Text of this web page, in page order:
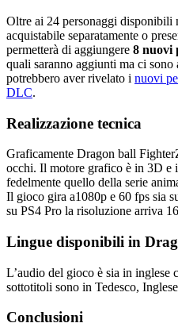
Oltre ai 24 personaggi disponibili
acquistabile separatamente o
permetterà di aggiungere 8 nuovi
quali saranno aggiunti ma ci
potrebbero aver rivelato i nuovi
DLC.
Realizzazione tecnica
Graficamente Dragon ball
occhi. Il motore grafico è in 3D e
fedelmente quello della serie
Il gioco gira a1080p e 60 fps sia
su PS4 Pro la risoluzione arriva
Lingue disponibili in
L’audio del gioco è sia in inglese
sottotitoli sono in Tedesco,
Conclusioni